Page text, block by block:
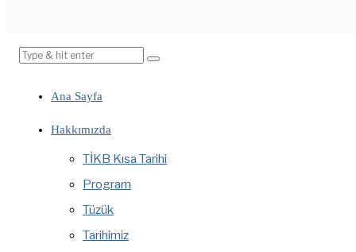
Ana Sayfa
Hakkımızda
TİKB Kısa Tarihi
Program
Tüzük
Tarihimiz